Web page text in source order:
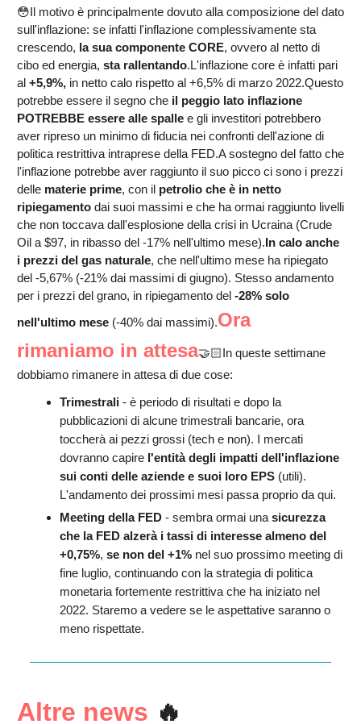
😳Il motivo è principalmente dovuto alla composizione del dato
sull'inflazione: se infatti l'inflazione complessivamente sta
crescendo, la sua componente CORE, ovvero al netto di
cibo ed energia, sta rallentando.L'inflazione core è infatti pari
al +5,9%, in netto calo rispetto al +6,5% di marzo 2022.Questo
potrebbe essere il segno che il peggio lato inflazione
POTREBBE essere alle spalle e gli investitori potrebbero
aver ripreso un minimo di fiducia nei confronti dell'azione di
politica restrittiva intraprese della FED.A sostegno del fatto che
l'inflazione potrebbe aver raggiunto il suo picco ci sono i prezzi
delle materie prime, con il petrolio che è in netto
ripiegamento dai suoi massimi e che ha ormai raggiunto livelli
che non toccava dall'esplosione della crisi in Ucraina (Crude
Oil a $97, in ribasso del -17% nell'ultimo mese).In calo anche
i prezzi del gas naturale, che nell'ultimo mese ha ripiegato
del -5,67% (-21% dai massimi di giugno). Stesso andamento
per i prezzi del grano, in ripiegamento del -28% solo
nell'ultimo mese (-40% dai massimi).Ora
rimaniamo in attesa🤝🏻In queste settimane
dobbiamo rimanere in attesa di due cose:
Trimestrali - è periodo di risultati e dopo la
pubblicazioni di alcune trimestrali bancarie, ora
toccherà ai pezzi grossi (tech e non). I mercati
dovranno capire l'entità degli impatti dell'inflazione
sui conti delle aziende e suoi loro EPS (utili).
L'andamento dei prossimi mesi passa proprio da qui.
Meeting della FED - sembra ormai una sicurezza
che la FED alzerà i tassi di interesse almeno del
+0,75%, se non del +1% nel suo prossimo meeting di
fine luglio, continuando con la strategia di politica
monetaria fortemente restrittiva che ha iniziato nel
2022. Staremo a vedere se le aspettative saranno o
meno rispettate.
Altre news 🔥